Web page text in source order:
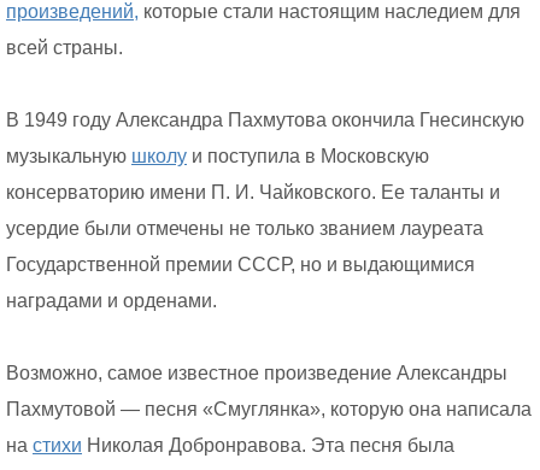
произведений, которые стали настоящим наследием для
всей страны.
В 1949 году Александра Пахмутова окончила Гнесинскую
музыкальную школу и поступила в Московскую
консерваторию имени П. И. Чайковского. Ее таланты и
усердие были отмечены не только званием лауреата
Государственной премии СССР, но и выдающимися
наградами и орденами.
Возможно, самое известное произведение Александры
Пахмутовой — песня «Смуглянка», которую она написала
на стихи Николая Добронравова. Эта песня была